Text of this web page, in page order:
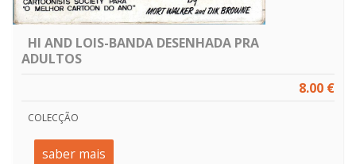
HI AND LOIS-BANDA DESENHADA PRA
ADULTOS
8.00 €
COLECÇÃO
saber mais